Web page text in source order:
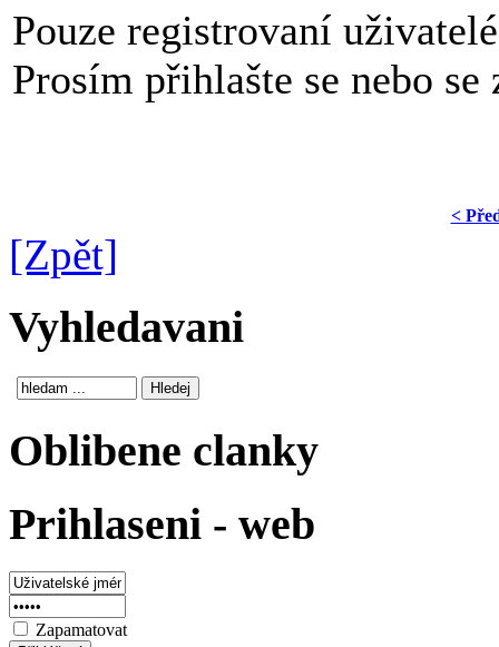
Pouze registrovaní
Prosím přihlašte se nebo
<
[Zpět]
Vyhledavani
Oblibene clanky
Prihlaseni - web
Zapamatovat